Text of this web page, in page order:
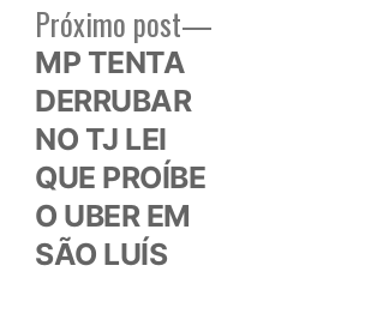
Próximo post
MP TENTA
DERRUBAR
NO TJ LEI
QUE PROÍBE
O UBER EM
SÃO LUÍS